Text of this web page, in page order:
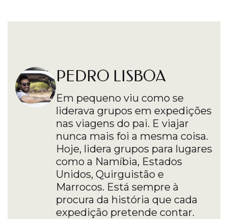
PEDRO LISBOA
Em pequeno viu como se
liderava grupos em expedições
nas viagens do pai. E viajar
nunca mais foi a mesma coisa.
Hoje, lidera grupos para lugares
como a Namíbia, Estados
Unidos, Quirguistão e
Marrocos. Está sempre à
procura da história que cada
expedição pretende contar.